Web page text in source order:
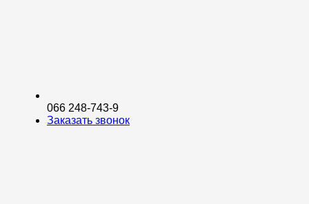
066 248-743-9
Заказать звонок